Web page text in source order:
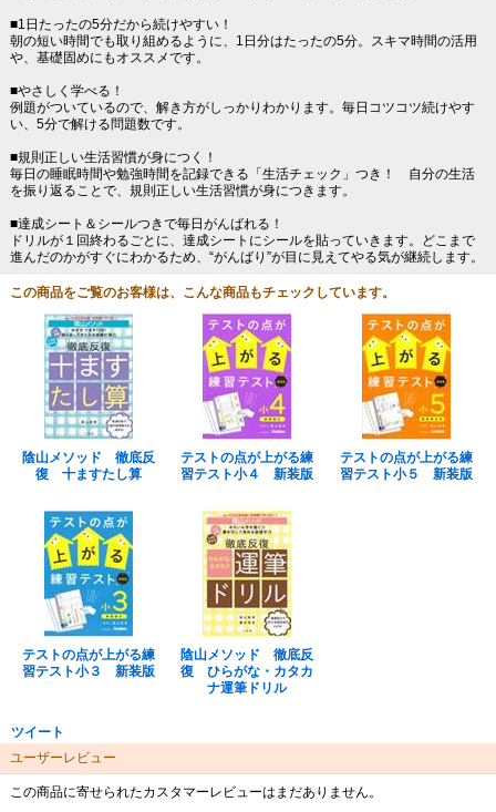
■1日たったの5分だから続けやすい！
朝の短い時間でも取り組めるように、1日分はたったの5分。スキマ時間の活用
や、基礎固めにもオススメです。
■やさしく学べる！
例題がついているので、解き方がしっかりわかります。毎日コツコツ続けやす
い、5分で解ける問題数です。
■規則正しい生活習慣が身につく！
毎日の睡眠時間や勉強時間を記録できる「生活チェック」つき！ 自分の生活
を振り返ることで、規則正しい生活習慣が身につきます。
■達成シート＆シールつきで毎日がんばれる！
ドリルが１回終わるごとに、達成シートにシールを貼っていきます。どこまで
進んだのかがすぐにわかるため、“がんばり”が目に見えてやる気が継続します。
この商品をご覧のお客様は、こんな商品もチェックしています。
陰山メソッド 徹底反
復 十ますたし算
テストの点が上がる練
習テスト小４ 新装版
テストの点が上がる練
習テスト小５ 新装版
テストの点が上がる練
習テスト小３ 新装版
陰山メソッド 徹底反
復 ひらがな・カタカ
ナ運筆ドリル
ツイート
ユーザーレビュー
この商品に寄せられたカスタマーレビューはまだありません。